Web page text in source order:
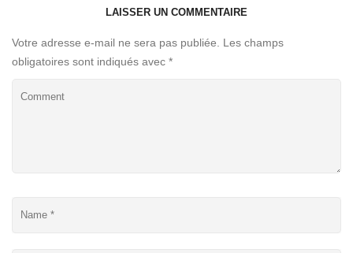
LAISSER UN COMMENTAIRE
Votre adresse e-mail ne sera pas publiée.
Les champs
obligatoires sont indiqués avec *